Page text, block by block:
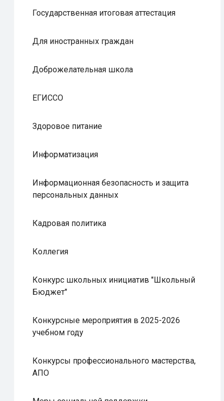
Государственная итоговая аттестация
Для иностранных граждан
Доброжелательная школа
ЕГИССО
Здоровое питание
Информатизация
Информационная безопасность и защита
персональных данных
Кадровая политика
Коллегия
Конкурс школьных инициатив "Школьный
Бюджет"
Конкурсные мероприятия в 2025-2026
учебном году
Конкурсы профессионального мастерства,
АПО